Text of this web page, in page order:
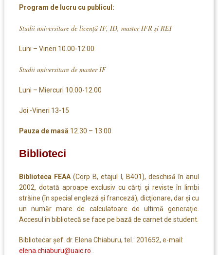
Program de lucru cu publicul:
Studii universitare de licență IF, ID, master IFR și REI
Luni – Vineri 10.00-12.00
Studii universitare de master IF
Luni – Miercuri 10.00-12.00
Joi -Vineri 13-15
Pauza de masă 12.30 – 13.00
Biblioteci
Biblioteca FEAA (Corp B, etajul I, B401), deschisă în anul
2002, dotată aproape exclusiv cu cărţi şi reviste în limbi
străine (în special engleză şi franceză), dicţionare, dar şi cu
un număr mare de calculatoare de ultimă generaţie.
Accesul în bibliotecă se face pe bază de carnet de student.
Bibliotecar şef: dr. Elena Chiaburu, tel.: 201652, e-mail:
elena.chiaburu@uaic.ro